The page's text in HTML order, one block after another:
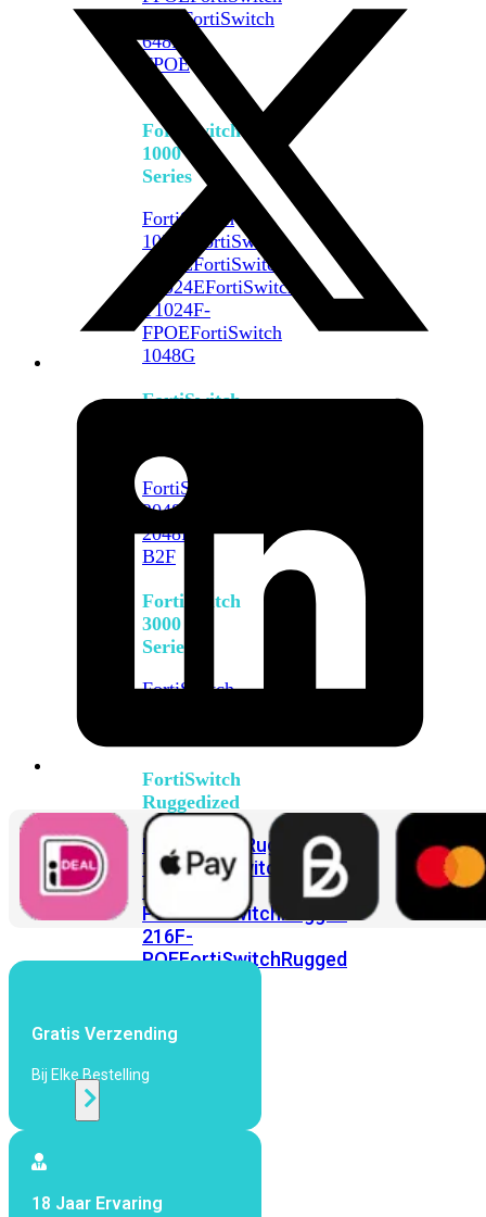
FortiSwitch
648F-
FPOE
FortiSwitch
1000
Series
FortiSwitch
1024E
FortiSwitch
1048EFortiSwitch
T1024EFortiSwitch
T1024F-
FPOEFortiSwitch
1048G
FortiSwitch
FortiSwitch
2048F
2048F-
B2F
FortiSwitch
3000
Series
FortiSwitch
FortiSwitch
Ruggedized
FortiSwitchRugged
108F FortiSwitchRugged
112F-
POEFortiSwitchRugged
216F-
POEFortiSwitchRugged
WiFi
bekijken
Gratis Verzending
Bij Elke Bestelling
18 Jaar Ervaring